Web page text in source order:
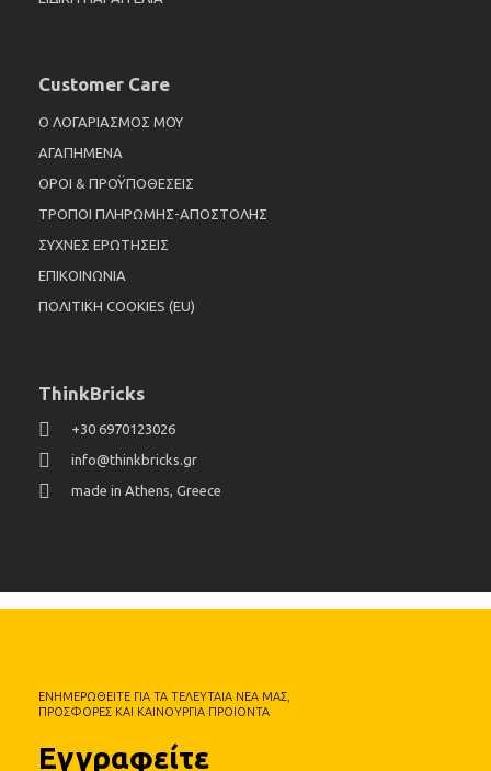
Customer Care
Ο ΛΟΓΑΡΙΑΣΜΟΣ ΜΟΥ
ΑΓΑΠΗΜΕΝΑ
ΟΡΟΙ & ΠΡΟΫΠΟΘΕΣΕΙΣ
ΤΡΟΠΟΙ ΠΛΗΡΩΜΗΣ-ΑΠΟΣΤΟΛΗΣ
ΣΥΧΝΕΣ ΕΡΩΤΗΣΕΙΣ
ΕΠΙΚΟΙΝΩΝΙΑ
ΠΟΛΙΤΙΚΗ COOKIES (EU)
ThinkBricks
+30 6970123026
info@thinkbricks.gr
made in Athens, Greece
Εγγραφείτε
ΕΝΗΜΕΡΩΘΕΙΤΕ ΓΙΑ ΤΑ ΤΕΛΕΥΤΑΙΑ ΝΕΑ ΜΑΣ,
ΠΡΟΣΦΟΡΕΣ ΚΑΙ ΚΑΙΝΟΥΡΓΙΑ ΠΡΟΙΟΝΤΑ